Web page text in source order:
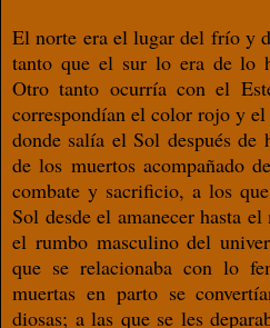
El norte era el lugar del frío y
tanto que el sur lo era de lo
Otro tanto ocurría con el
correspondían el color rojo y
donde salía el Sol después de
de los muertos acompañado
combate y sacrificio, a los
Sol desde el amanecer hasta
el rumbo masculino del
que se relacionaba con lo
muertas en parto se
diosas; a las que se les